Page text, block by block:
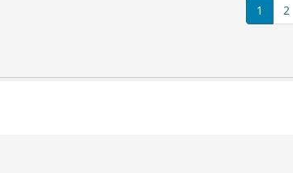
1 2